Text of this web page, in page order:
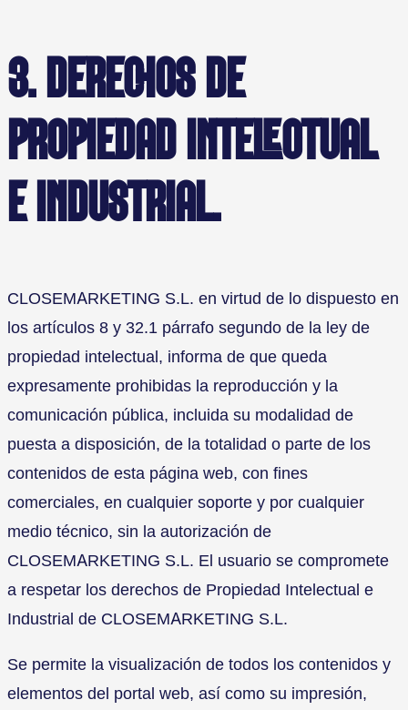
3. DERECHOS DE
PROPIEDAD INTELECTUAL
E INDUSTRIAL.
CLOSEMARKETING S.L. en virtud de lo dispuesto en
los artículos 8 y 32.1 párrafo segundo de la ley de
propiedad intelectual, informa de que queda
expresamente prohibidas la reproducción y la
comunicación pública, incluida su modalidad de
puesta a disposición, de la totalidad o parte de los
contenidos de esta página web, con fines
comerciales, en cualquier soporte y por cualquier
medio técnico, sin la autorización de
CLOSEMARKETING S.L. El usuario se compromete
a respetar los derechos de Propiedad Intelectual e
Industrial de CLOSEMARKETING S.L.
Se permite la visualización de todos los contenidos y
elementos del portal web, así como su impresión,